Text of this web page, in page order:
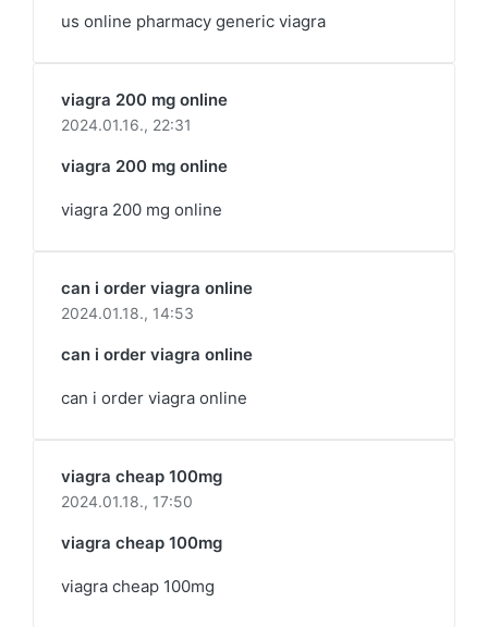
us online pharmacy generic viagra
viagra 200 mg online
2024.01.16., 22:31
viagra 200 mg online
viagra 200 mg online
can i order viagra online
2024.01.18., 14:53
can i order viagra online
can i order viagra online
viagra cheap 100mg
2024.01.18., 17:50
viagra cheap 100mg
viagra cheap 100mg